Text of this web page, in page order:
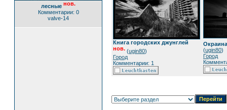
лесные нов.
Комментарии: 0
valve-14
Книга городских джунглей
нов. (ugin80)
Город
Комментарии: 1
(ugin80)
Город